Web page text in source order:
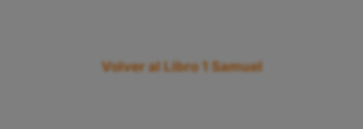
Volver al Libro 1 Samuel